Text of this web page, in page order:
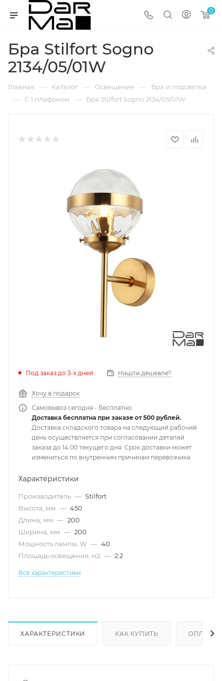
0
Бра Stilfort Sogno
2134/05/01W
Главная — Каталог — Освещение — Бра и подсветки
— С 1 плафоном — Бра Stilfort Sogno 2134/05/01W
Под заказ до 3-х дней Нашли дешевле?
Хочу в подарок
Самовывоз сегодня - бесплатно.
Доставка бесплатна при заказе от 500 рублей.
Доставка складского товара на следующий рабочий
день осуществляется при согласовании деталей
заказа до 14.00 текущего дня. Срок доставки может
измениться по внутренним причинам перевозчика.
Характеристики
Производитель — Stilfort
Высота, мм — 450
Длина, мм — 200
Ширина, мм — 200
Мощность лампы, W — 40
Площадь освещения, м2 — 2.2
Все характеристики
ХАРАКТЕРИСТИКИ КАК КУПИТЬ ОПЛАТА